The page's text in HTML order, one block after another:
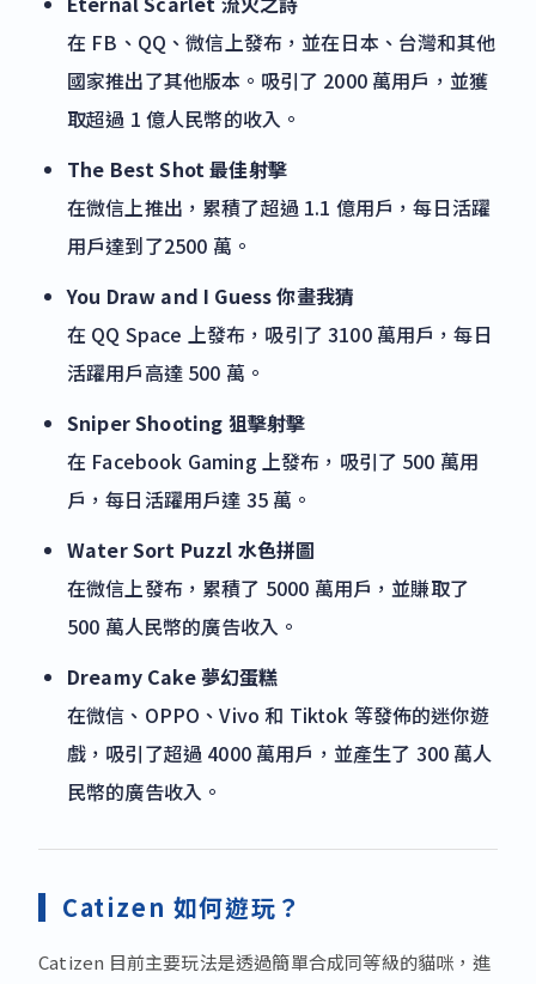
在 FB、QQ、微信上發布，並在日本、台灣和其他
國家推出了其他版本。吸引了 2000 萬用戶，並獲
取超過 1 億人民幣的收入。
The Best Shot 最佳射擊
在微信上推出，累積了超過 1.1 億用戶，每日活躍
用戶達到了2500 萬。
You Draw and I Guess 你畫我猜
在 QQ Space 上發布，吸引了 3100 萬用戶，每日
活躍用戶高達 500 萬。
Sniper Shooting 狙擊射擊
在 Facebook Gaming 上發布，吸引了 500 萬用
戶，每日活躍用戶達 35 萬。
Water Sort Puzzl 水色拼圖
在微信上發布，累積了 5000 萬用戶，並賺取了
500 萬人民幣的廣告收入。
Dreamy Cake 夢幻蛋糕
在微信、OPPO、Vivo 和 Tiktok 等發佈的迷你遊
戲，吸引了超過 4000 萬用戶，並產生了 300 萬人
民幣的廣告收入。
Catizen 如何遊玩？
Catizen 目前主要玩法是透過簡單合成同等級的貓咪，進